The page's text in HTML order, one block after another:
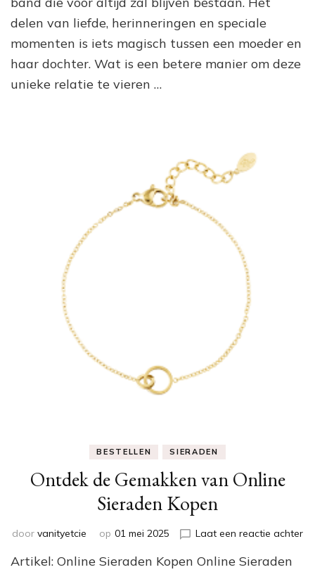
Band
Vastgelegd
in
delen van liefde, herinneringen en speciale
momenten is iets magisch tussen een moeder en
haar dochter. Wat is een betere manier om deze
unieke relatie te vieren …
BESTELLEN SIERADEN
Ontdek de Gemakken van Online
Sieraden Kopen
door vanityetcie op 01 mei 2025 Laat een reactie achterop
Artikel: Online Sieraden Kopen Online Sieraden